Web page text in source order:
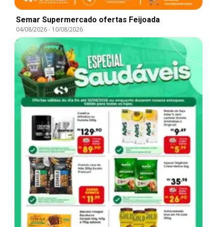
Semar Supermercado ofertas Feijoada
04/08/2026- 10/08/2026